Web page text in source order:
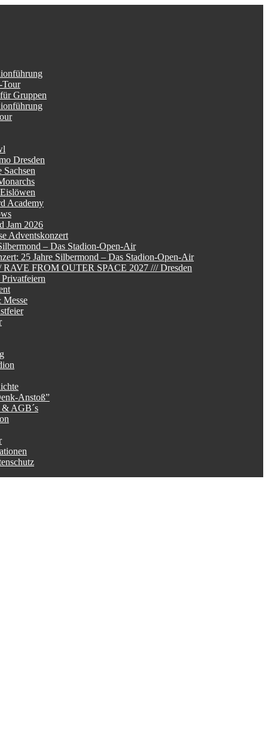
Tour
Gruppen
Dresden
Sachsen
Academy
Jam 2026
Adventskonzert
– Das Stadion-Open-Air
25 Jahre Silbermond – Das Stadion-Open-Air
RAVE FROM OUTER SPACE 2027 /// Dresden
Messe
Anstoß”
& AGB´s